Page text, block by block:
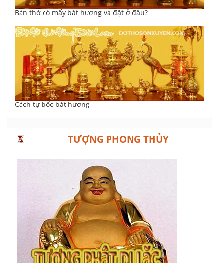
Bàn thờ có mấy bát hương và đặt ở đâu?
Cách tự bốc bát hương
TƯỢNG PHONG THỦY